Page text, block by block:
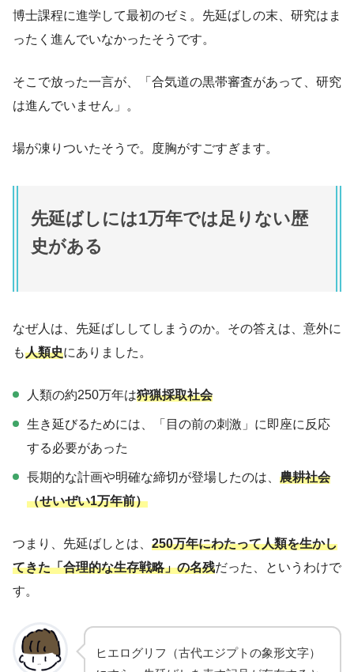
博士課程に進学して最初のゼミ。先延ばしの末、研究はま
ったく進んでいなかったそうです。
そこで放った一言が、「合気道の黒帯審査があって、研究
は進んでいません」。
場が凍りついたそうで。度胸がすごすぎます。
先延ばしには1万年では足りない歴
史がある
なぜ人は、先延ばししてしまうのか。その答えは、意外に
も人類史にありました。
人類の約250万年は狩猟採取社会
生き延びるためには、「目の前の刺激」に即座に反応
する必要があった
長期的な計画や明確な締切が登場したのは、 農耕社会
（せいぜい1万年前）
つまり、先延ばしとは、 250万年にわたって人類を生かし
てきた「合理的な生存戦略」の名残だった、というわけで
す。
ヒエログリフ（古代エジプトの象形文字）